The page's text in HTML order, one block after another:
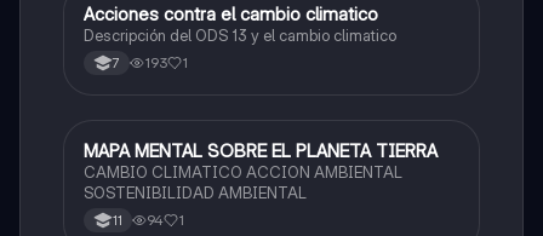
Biologia
Acciones contra el cambio climatico
Descripción del ODS 13 y el cambio climatico
7 193 1
Biologia
MAPA MENTAL SOBRE EL PLANETA TIERRA
CAMBIO CLIMATICO ACCION AMBIENTAL
SOSTENIBILIDAD AMBIENTAL
11 94 1